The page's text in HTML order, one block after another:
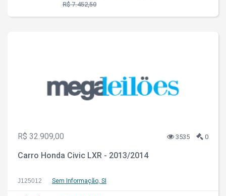
R$ 7.452,50
R$ 32.909,00 3535 0
Carro Honda Civic LXR - 2013/2014
J125012 Sem Informação, SI